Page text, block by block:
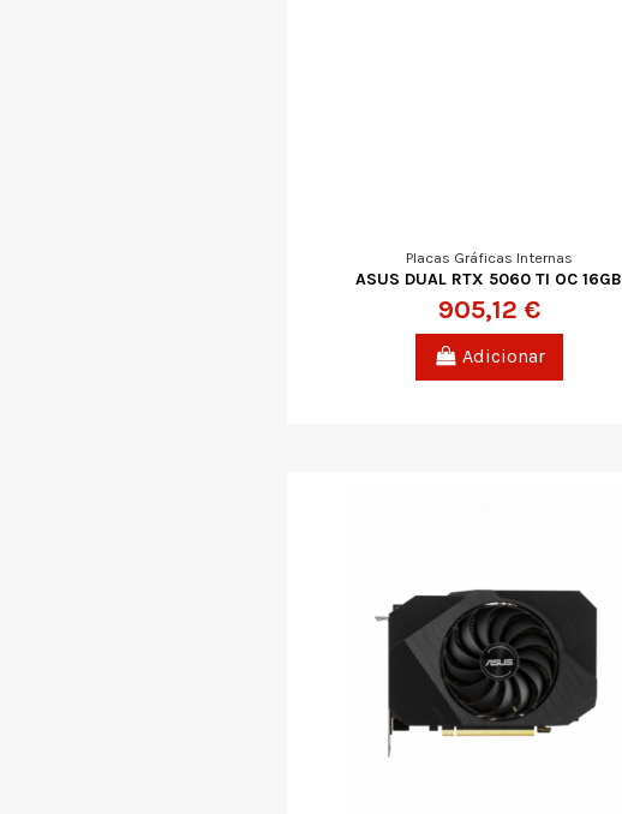
Placas Gráficas Internas
ASUS DUAL RTX 5060 TI OC 16GB
905,12 €
Adicionar